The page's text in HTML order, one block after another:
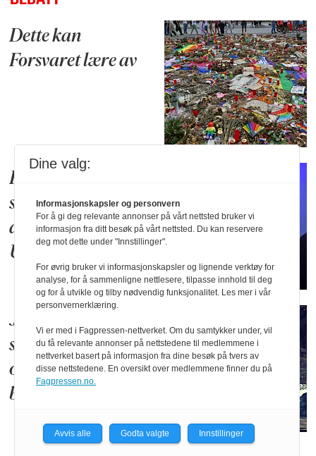
Dette kan
Forsvaret lære av
Putin foretrekker
sitt dårligste
alternativ i
Ukraina
Jeg har opplevd at
strømmen forsvant
og det sentraliserte
brøt sammen
Dine valg:
Informasjonskapsler og personvern
For å gi deg relevante annonser på vårt nettsted bruker vi
informasjon fra ditt besøk på vårt nettsted. Du kan reservere
deg mot dette under "Innstillinger".
For øvrig bruker vi informasjonskapsler og lignende verktøy for
analyse, for å sammenligne nettlesere, tilpasse innhold til deg
og for å utvikle og tilby nødvendig funksjonalitet. Les mer i vår
personvernerklæring.
Vi er med i Fagpressen-nettverket. Om du samtykker under, vil
du få relevante annonser på nettstedene til medlemmene i
nettverket basert på informasjon fra dine besøk på tvers av
disse nettstedene. En oversikt over medlemmene finner du på
Fagpressen.no.
Avvis alle Godta valgte Innstillinger